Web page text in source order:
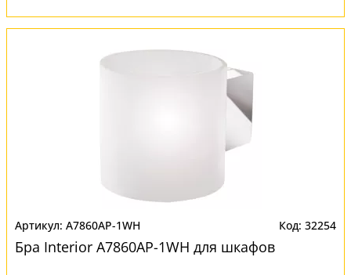
A7860AP-1WH 32254
Бра Interior A7860AP-1WH для шкафов